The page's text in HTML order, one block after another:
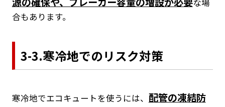
合もあります。
3-3.寒冷地でのリスク対策
寒冷地でエコキュートを使うには、 配管の凍結防